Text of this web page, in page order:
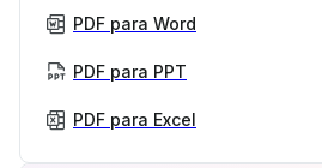
PDF para Word
PDF para PPT
PDF para Excel